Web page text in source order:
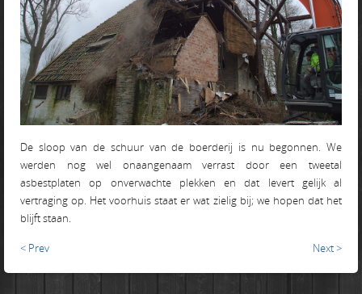
De sloop van de schuur van de boerderij is nu begonnen. We
werden nog wel onaangenaam verrast door een tweetal
asbestplaten op onverwachte plekken en dat levert gelijk al
vertraging op. Het voorhuis staat er wat zielig bij; we hopen dat het
blijft staan.
< Prev Next >